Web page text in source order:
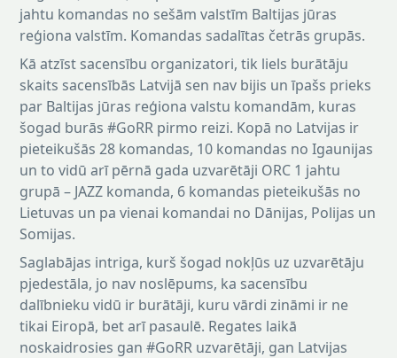
jahtu komandas no sešām valstīm Baltijas jūras
reģiona valstīm. Komandas sadalītas četrās grupās.
Kā atzīst sacensību organizatori, tik liels burātāju
skaits sacensībās Latvijā sen nav bijis un īpašs prieks
par Baltijas jūras reģiona valstu komandām, kuras
šogad burās #GoRR pirmo reizi. Kopā no Latvijas ir
pieteikušās 28 komandas, 10 komandas no Igaunijas
un to vidū arī pērnā gada uzvarētāji ORC 1 jahtu
grupā – JAZZ komanda, 6 komandas pieteikušās no
Lietuvas un pa vienai komandai no Dānijas, Polijas un
Somijas.
Saglabājas intriga, kurš šogad nokļūs uz uzvarētāju
pjedestāla, jo nav noslēpums, ka sacensību
dalībnieku vidū ir burātāji, kuru vārdi zināmi ir ne
tikai Eiropā, bet arī pasaulē. Regates laikā
noskaidrosies gan #GoRR uzvarētāji, gan Latvijas